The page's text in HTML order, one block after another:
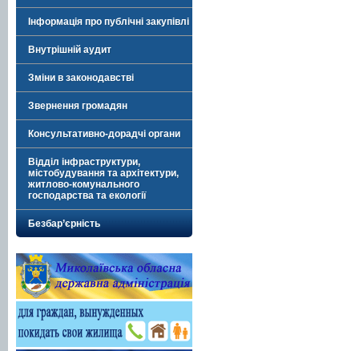
Інформація про публічні закупівлі
Внутрішній аудит
Зміни в законодавстві
Звернення громадян
Консультативно-дорадчі органи
Відділ інфраструктури,
містобудування та архітектури,
житлово-комунального
господарства та екології
Безбар’єрність